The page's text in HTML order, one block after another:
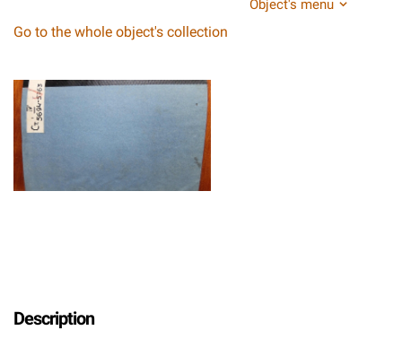
Object's menu
Go to the whole object's collection
Description